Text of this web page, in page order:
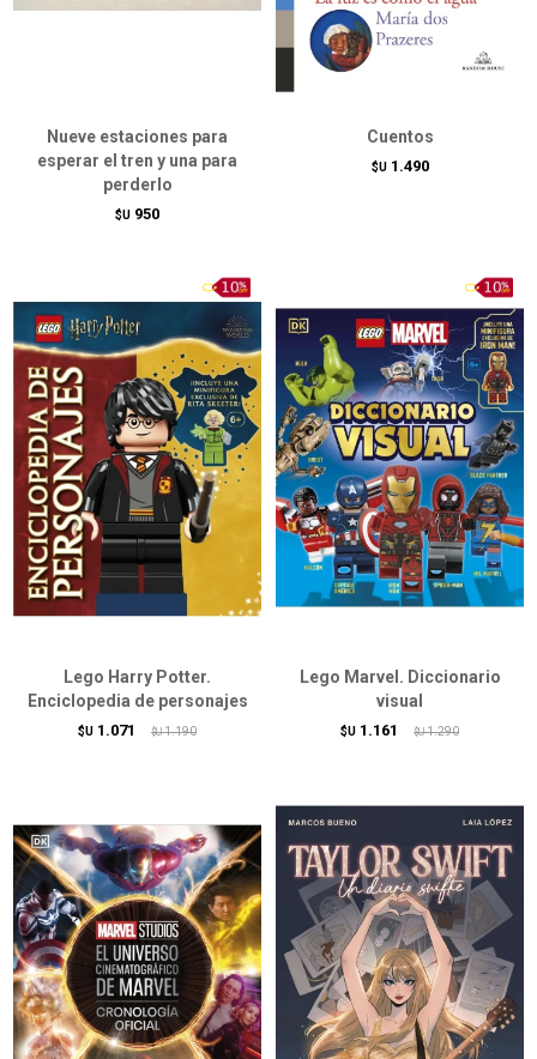
Nueve estaciones para
esperar el tren y una para
perderlo
$U 950
Cuentos
$U 1.490
Lego Harry Potter.
Enciclopedia de personajes
$U 1.071 $U 1.190
Lego Marvel. Diccionario
visual
$U 1.161 $U 1.290